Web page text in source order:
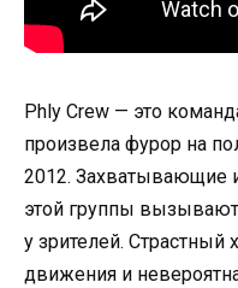
Phly Crew — это
произвела фурор на
2012. Захватывающие
этой группы
у зрителей. Страстный
движения и